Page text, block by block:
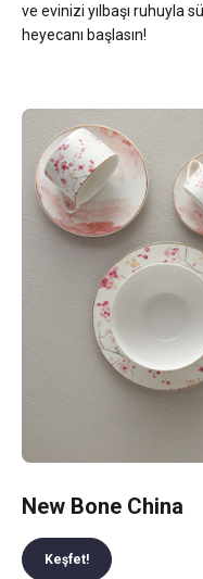
ve evinizi yılbaşı ruhuyla
heyecanı başlasın!
New Bone China
Keşfet!